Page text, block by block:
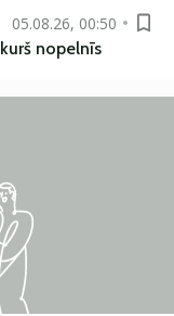
05.08.26, 00:50
nopelnīs